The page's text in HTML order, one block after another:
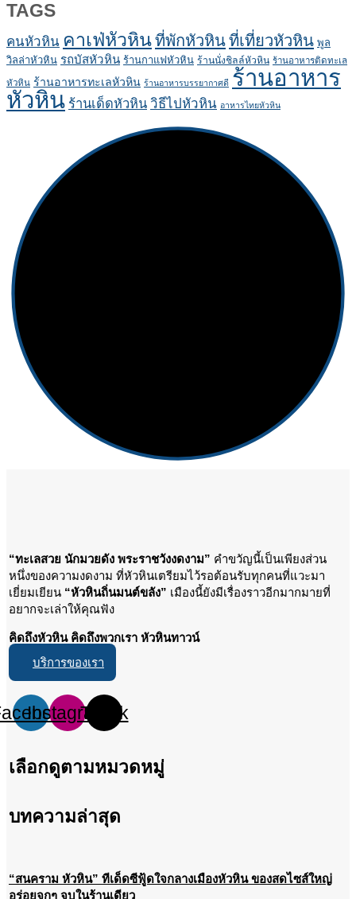
TAGS
คนหัวหิน คาเฟ่หัวหินที่พักหัวหินที่เที่ยวหัวหิน พูล
วิลล่าหัวหิน รถบัสหัวหิน ร้านกาแฟหัวหิน ร้านนั่งชิลล์หัวหิน ร้านอาหารติดทะเล
หัวหิน ร้านอาหารทะเลหัวหิน ร้านอาหารบรรยากาศดี ร้านอาหาร
หัวหิน ร้านเด็ดหัวหิน วิธีไปหัวหิน อาหารไทยหัวหิน
“ทะเลสวย นักมวยดัง พระราชวังงดงาม” คำขวัญนี้เป็นเพียงส่วน
หนึ่งของความงดงาม ที่หัวหินเตรียมไว้รอต้อนรับทุกคนที่แวะมา
เยี่ยมเยียน “หัวหินถิ่นมนต์ขลัง” เมืองนี้ยังมีเรื่องราวอีกมากมายที่
อยากจะเล่าให้คุณฟัง
คิดถึงหัวหิน คิดถึงพวกเรา หัวหินทาวน์
บริการของเรา
InstagramTiktok
เลือกดูตามหมวดหมู่
บทความล่าสุด
“สนคราม หัวหิน” ทีเด็ดซีฟู้ดใจกลางเมืองหัวหิน ของสดไซส์ใหญ่
อร่อยจุกๆ จบในร้านเดียว